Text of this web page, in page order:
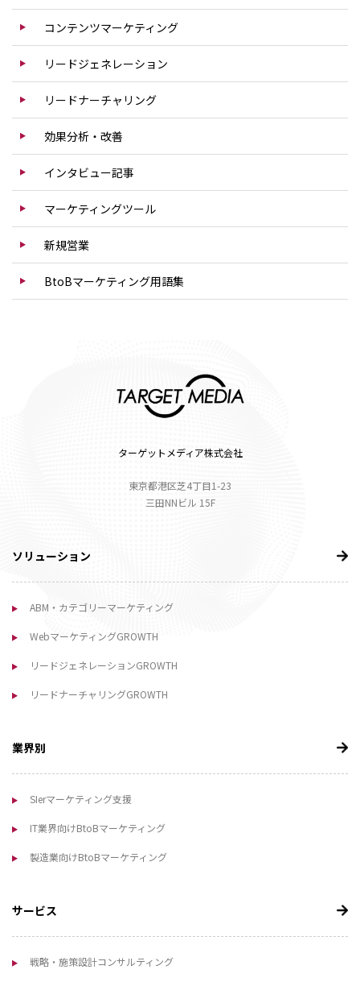
コンテンツマーケティング
リードジェネレーション
リードナーチャリング
効果分析・改善
インタビュー記事
マーケティングツール
新規営業
BtoBマーケティング用語集
ターゲットメディア株式会社
東京都港区芝4丁目1-23
三田NNビル 15F
ソリューション
ABM・カテゴリーマーケティング
WebマーケティングGROWTH
リードジェネレーションGROWTH
リードナーチャリングGROWTH
業界別
SIerマーケティング支援
IT業界向けBtoBマーケティング
製造業向けBtoBマーケティング
サービス
戦略・施策設計コンサルティング